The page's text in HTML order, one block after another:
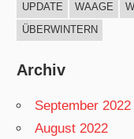
UPDATE
WAAGE
ÜBERWINTERN
Archiv
September 2022
August 2022